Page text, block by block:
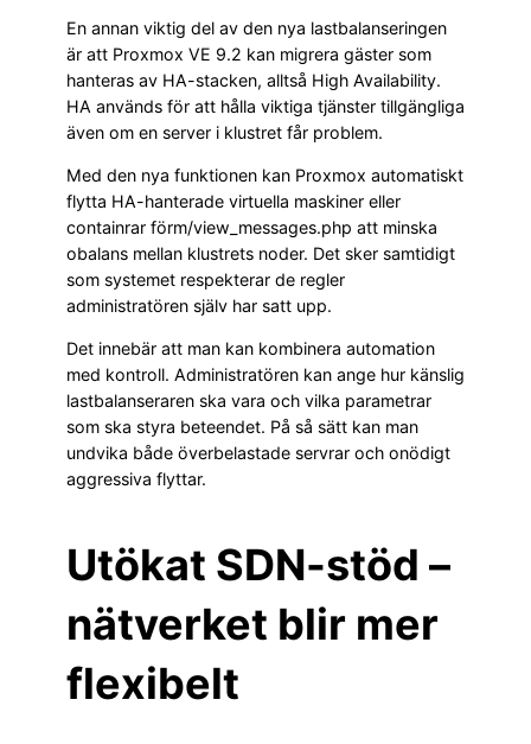
En annan viktig del av den nya lastbalanseringen
är att Proxmox VE 9.2 kan migrera gäster som
hanteras av HA-stacken, alltså High Availability.
HA används för att hålla viktiga tjänster tillgängliga
även om en server i klustret får problem.
Med den nya funktionen kan Proxmox automatiskt
flytta HA-hanterade virtuella maskiner eller
containrar förm/view_messages.php att minska
obalans mellan klustrets noder. Det sker samtidigt
som systemet respekterar de regler
administratören själv har satt upp.
Det innebär att man kan kombinera automation
med kontroll. Administratören kan ange hur känslig
lastbalanseraren ska vara och vilka parametrar
som ska styra beteendet. På så sätt kan man
undvika både överbelastade servrar och onödigt
aggressiva flyttar.
Utökat SDN-stöd –
nätverket blir mer
flexibelt